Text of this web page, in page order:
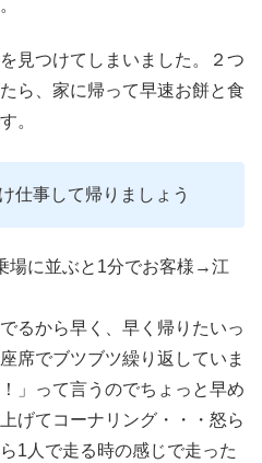
見つけてしまいました。２つ
ら、家に帰って早速お餅と食
。
仕事して帰りましょう
場に並ぶと1分でお客様→江
るから早く、早く帰りたいっ
席でブツブツ繰り返していま
」って言うのでちょっと早め
げてコーナリング・・・怒ら
1人で走る時の感じで走った